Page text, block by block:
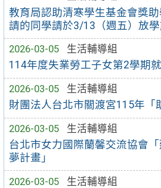
教育局認助清寒學生基金會獎
請的同學請於3/13（週五）放
2026-03-05
生活輔導組
114年度失業勞工子女第2學期
2026-03-05
生活輔導組
財團法人台北市關渡宮115年「
2026-03-05
生活輔導組
台北市女力國際蘭馨交流協會
夢計畫」
2026-03-05
生活輔導組